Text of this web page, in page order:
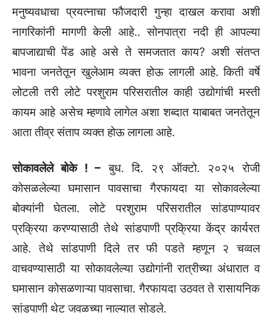
मनुष्यवधाचा प्रयत्नाचा फौजदारी गुन्हा दाखल करावा अशी
नागरिकांनी मागणी केली आहे.. सोनपात्रा नदी ही आपल्या
बापजाद्याची पेंड आहे असे ते समजतात काय? अशी संतप्त
भावना जनतेतून खुलेआम व्यक्त होऊ लागली आहे. किती वर्षे
लोटली तरी लोटे परशुराम परिसरातील काही उद्योगांची मस्ती
कायम आहे असेच म्हणावे लागेल अशा शब्दात याबाबत जनतेतून
आता तीव्र संताप व्यक्त होऊ लागला आहे.
सोकावलेले बोके ! – बुध. दि. २९ ऑक्टो. २०२५ रोजी
कोसळलेल्या घमासान पावसाचा गैरफायदा या सोकावलेल्या
बोक्यांनी घेतला. लोटे परशुराम परिसरातील सांडपाण्यावर
प्रक्रिया करण्यासाठी तेथे सांडपाणी प्रक्रिया केंद्र कार्यरत
आहे. तेथे सांडपाणी दिले तर फी पडते म्हणून २ चव्वल
वाचवण्यासाठी या सोकावलेल्या उद्योगांनी रात्रीच्या अंधारात व
घमासान कोसळणाऱ्या पावसाचा. गैरफायदा उठवत ते रासायनिक
सांडपाणी थेट जवळच्या नाल्यात सोडले.